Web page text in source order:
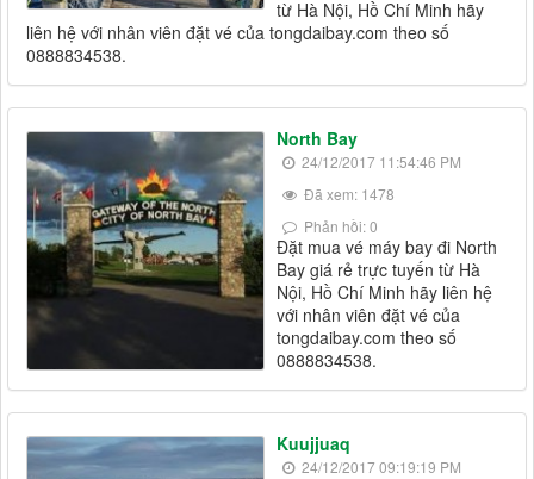
từ Hà Nội, Hồ Chí Minh hãy
liên hệ với nhân viên đặt vé của tongdaibay.com theo số
0888834538.
North Bay
24/12/2017 11:54:46 PM
Đã xem: 1478
Phản hồi: 0
Đặt mua vé máy bay đi North
Bay giá rẻ trực tuyến từ Hà
Nội, Hồ Chí Minh hãy liên hệ
với nhân viên đặt vé của
tongdaibay.com theo số
0888834538.
Kuujjuaq
24/12/2017 09:19:19 PM